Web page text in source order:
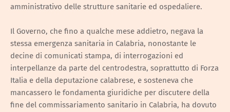
amministrativo delle strutture sanitarie ed ospedaliere.
Il Governo, che fino a qualche mese addietro, negava la
stessa emergenza sanitaria in Calabria, nonostante le
decine di comunicati stampa, di interrogazioni ed
interpellanze da parte del centrodestra, soprattutto di Forza
Italia e della deputazione calabrese, e sosteneva che
mancassero le fondamenta giuridiche per discutere della
fine del commissariamento sanitario in Calabria, ha dovuto